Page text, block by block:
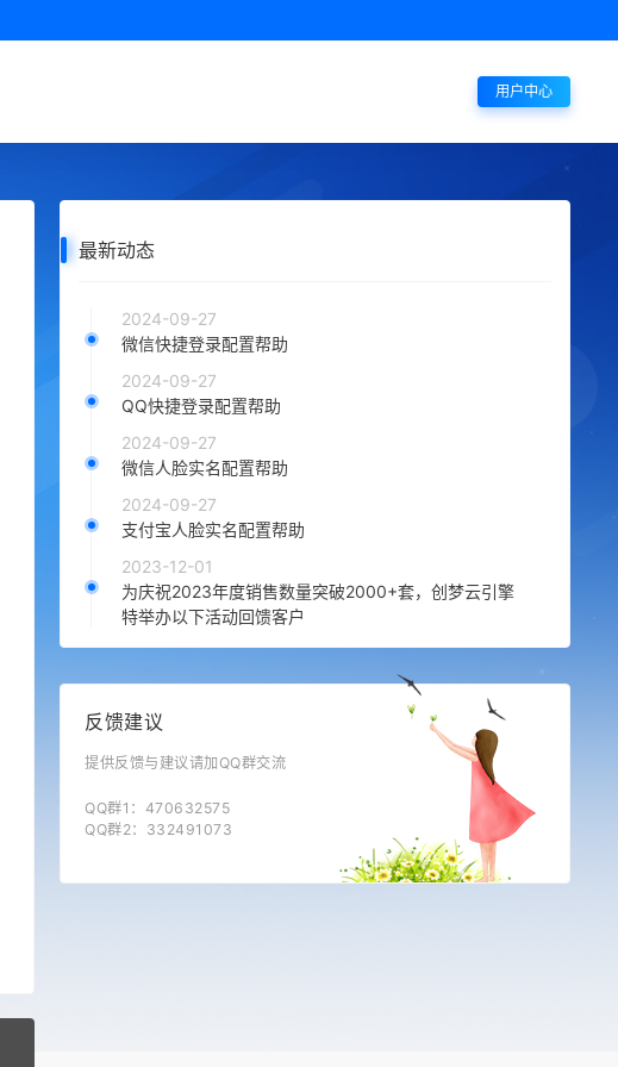
用户中心
最新动态
2024-09-27
微信快捷登录配置帮助
2024-09-27
QQ快捷登录配置帮助
2024-09-27
微信人脸实名配置帮助
2024-09-27
支付宝人脸实名配置帮助
2023-12-01
为庆祝2023年度销售数量突破2000+套，创梦云引擎
特举办以下活动回馈客户
反馈建议
提供反馈与建议请加QQ群交流
QQ群1：470632575
QQ群2：332491073